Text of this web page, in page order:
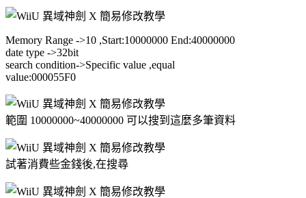
Memory Range ->10 ,Start:10000000 End:40000000
date type ->32bit
search condition->Specific value ,equal
value:000055F0
範圍 10000000~40000000 可以搜到這麼多筆資料
試著消費些金錢後,在搜尋